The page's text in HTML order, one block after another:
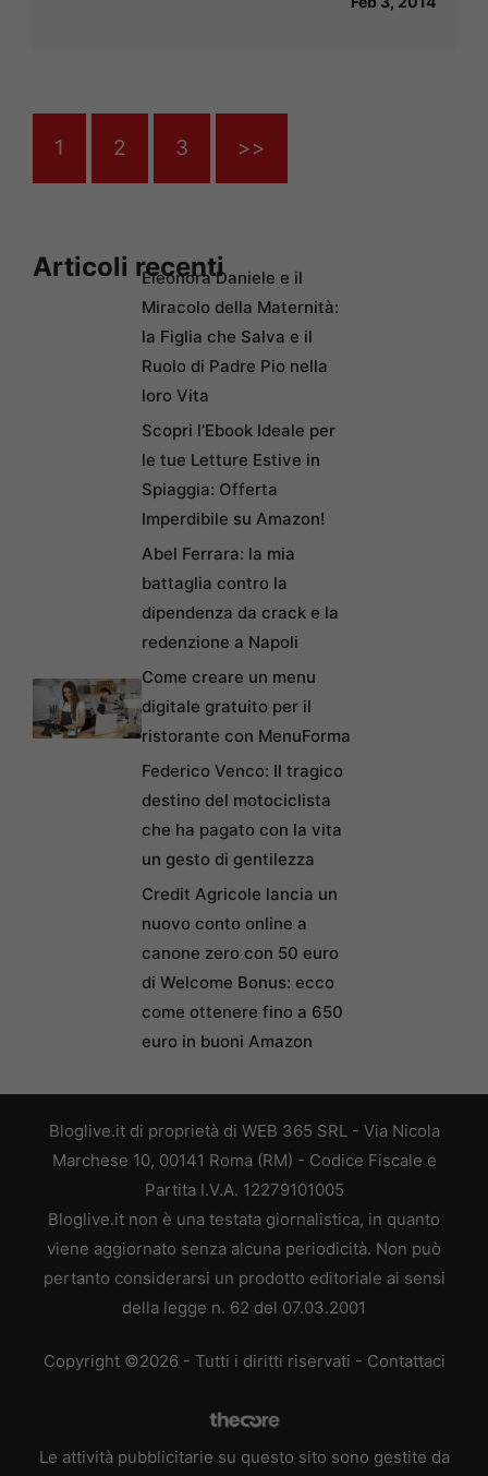
1 2 3 >>
Articoli recentiEleonora Daniele e il
Miracolo della Maternità:
la Figlia che Salva e il
Ruolo di Padre Pio nella
loro Vita
Scopri l’Ebook Ideale per
le tue Letture Estive in
Spiaggia: Offerta
Imperdibile su Amazon!
Abel Ferrara: la mia
battaglia contro la
dipendenza da crack e la
redenzione a Napoli
Come creare un menu
digitale gratuito per il
ristorante con MenuForma
Federico Venco: Il tragico
destino del motociclista
che ha pagato con la vita
un gesto di gentilezza
Credit Agricole lancia un
nuovo conto online a
canone zero con 50 euro
di Welcome Bonus: ecco
come ottenere fino a 650
euro in buoni Amazon
Bloglive.it di proprietà di WEB 365 SRL - Via Nicola
Marchese 10, 00141 Roma (RM) - Codice Fiscale e
Partita I.V.A. 12279101005
Bloglive.it non è una testata giornalistica, in quanto
viene aggiornato senza alcuna periodicità. Non può
pertanto considerarsi un prodotto editoriale ai sensi
della legge n. 62 del 07.03.2001
Copyright ©2026 - Tutti i diritti riservati - Contattaci
Le attività pubblicitarie su questo sito sono gestite da